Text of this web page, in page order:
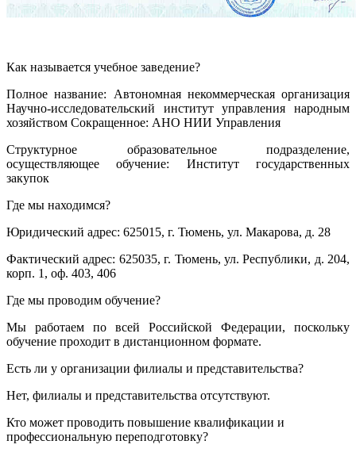
Как называется учебное заведение?
Полное название: Автономная некоммерческая организация
Научно-исследовательский институт управления народным
хозяйством Сокращенное: АНО НИИ Управления
Структурное образовательное подразделение,
осуществляющее обучение: Институт государственных
закупок
Где мы находимся?
Юридический адрес: 625015, г. Тюмень, ул. Макарова, д. 28
Фактический адрес: 625035, г. Тюмень, ул. Республики, д. 204,
корп. 1, оф. 403, 406
Где мы проводим обучение?
Мы работаем по всей Российской Федерации, поскольку
обучение проходит в дистанционном формате.
Есть ли у организации филиалы и представительства?
Нет, филиалы и представительства отсутствуют.
Кто может проводить повышение квалификации и
профессиональную переподготовку?